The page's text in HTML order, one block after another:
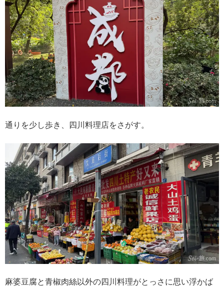
通りを少し歩き、四川料理店をさがす。
麻婆豆腐と青椒肉絲以外の四川料理がとっさに思い浮かば